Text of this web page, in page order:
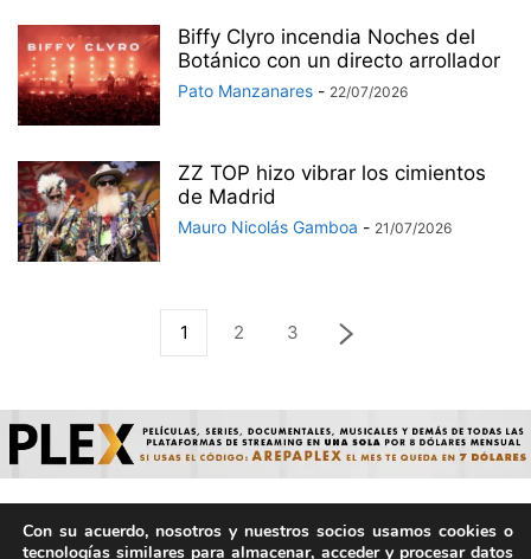
Biffy Clyro incendia Noches del
Botánico con un directo arrollador
Pato Manzanares - 22/07/2026
ZZ TOP hizo vibrar los cimientos
de Madrid
Mauro Nicolás Gamboa - 21/07/2026
1 2 3
© ArepaVolatil.Com 2021-2025 - Hecho por humanos, no por
Con su acuerdo, nosotros y nuestros socios usamos cookies o
tecnologías similares para almacenar, acceder y procesar datos